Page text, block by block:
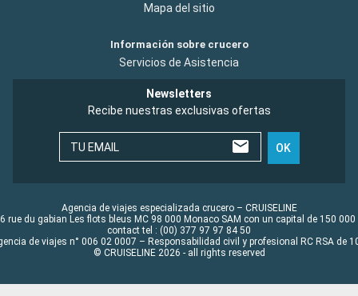
Mapa del sitio
Información sobre crucero
Servicios de Asistencia
Newsletters
Recibe nuestras exclusivas ofertas
TU EMAIL OK
Agencia de viajes especializada crucero – CRUISELINE
rue du gabian Les flots bleus MC 98 000 Monaco SAM con un capital de 150 000
contact tel : (00) 377 97 97 84 50
de viajes n° 006 02 0007 – Responsabilidad civil y profesional RC RSA de
© CRUISELINE 2026 - all rights reserved